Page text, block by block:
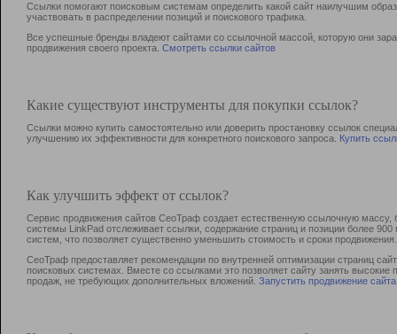
Ссылки помогают поисковым системам определить какой сайт наилучшим
участвовать в раcпределении позиций и поискового трафика.
Все успешные бренды владеют сайтами со ссылочной массой, которую они
продвижения своего проекта. Смотреть ссылки сайтов
Какие существуют инструменты для покупки ссылок?
Ссылки можно купить самостоятельно или доверить простановку ссылок
улучшению их эффективности для конкретного поискового запроса. Купить
Как улучшить эффект от ссылок?
Сервис продвижения сайтов СеоТраф создает естественную ссылочную
системы LinkPad отслеживает ссылки, содержание страниц и позиции более
систем, что позволяет существенно уменьшить стоимость и сроки продвижения.
СеоТраф предоставляет рекомендации по внутренней оптимизации страниц
поисковых системах. Вместе со ссылками это позволяет сайту занять
продаж, не требующих дополнительных вложений. Запустить продвижение сайта